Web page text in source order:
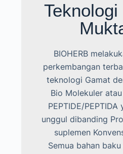
BIOHERB
perkembangan
teknologi Gamat
Bio Molekuler
PEPTIDE/
unggul dibanding
suplemen
Semua bahan